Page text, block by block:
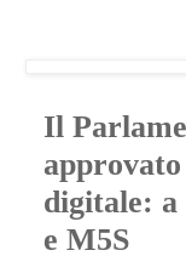
Il
digitale:
e M5S